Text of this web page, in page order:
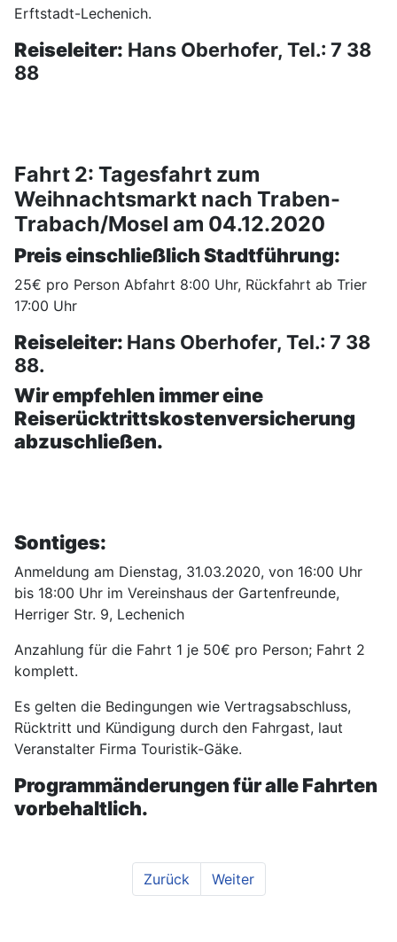
Erftstadt-Lechenich.
Reiseleiter: Hans Oberhofer, Tel.: 7 38
88
Fahrt 2: Tagesfahrt zum
Weihnachtsmarkt nach Traben-
Trabach/Mosel am 04.12.2020
Preis einschließlich Stadtführung:
25€ pro Person Abfahrt 8:00 Uhr, Rückfahrt ab Trier
17:00 Uhr
Reiseleiter: Hans Oberhofer, Tel.: 7 38
88.
Wir empfehlen immer eine
Reiserücktrittskostenversicherung
abzuschließen.
Sontiges:
Anmeldung am Dienstag, 31.03.2020, von 16:00 Uhr
bis 18:00 Uhr im Vereinshaus der Gartenfreunde,
Herriger Str. 9, Lechenich
Anzahlung für die Fahrt 1 je 50€ pro Person; Fahrt 2
komplett.
Es gelten die Bedingungen wie Vertragsabschluss,
Rücktritt und Kündigung durch den Fahrgast, laut
Veranstalter Firma Touristik-Gäke.
Programmänderungen für alle Fahrten
vorbehaltlich.
Zurück Weiter